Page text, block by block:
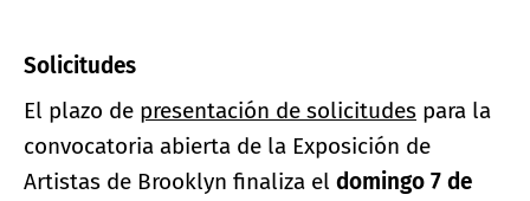
Solicitudes
El plazo de presentación de solicitudes para la
convocatoria abierta de la Exposición de
Artistas de Brooklyn finaliza el domingo 7 de